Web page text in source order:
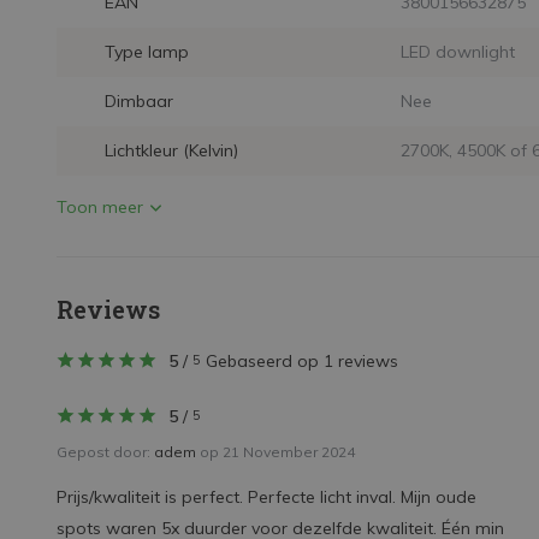
Type lamp LED downlight
Dimbaar Nee
Lichtkleur (Kelvin) 2700K, 4500K of
Toon meer
Reviews
5 / 5 Gebaseerd op 1 reviews
5 / 5
Gepost door: adem op 21 November 2024
Prijs/kwaliteit is perfect. Perfecte licht inval. Mijn oude
spots waren 5x duurder voor dezelfde kwaliteit. Één min